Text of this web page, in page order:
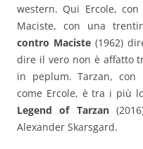
western. Qui Ercole,
Maciste, con una
contro Maciste (1962)
dire il vero non è affatto
in peplum. Tarzan,
come Ercole, è tra i più
Legend of Tarzan
Alexander Skarsgard.